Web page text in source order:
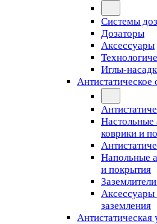
Системы
Дозаторы
Аксессуары
Иглы-
Настольные
коврики и
Напольные
и покрытия
Аксессуары
заземления
Антистатическая